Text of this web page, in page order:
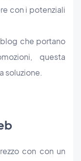
con i potenziali
che portano
questa
soluzione.
con con un